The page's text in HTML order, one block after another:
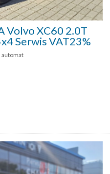
Volvo XC60 2.0T
Serwis VAT23%
automat